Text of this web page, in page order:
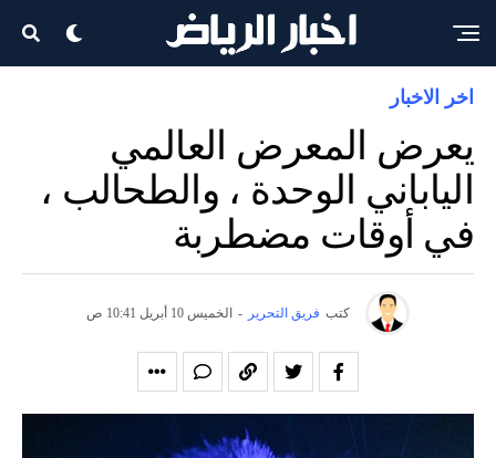
اخر الاخبار
يعرض المعرض العالمي
الياباني الوحدة ، والطحالب ،
في أوقات مضطربة
كتب فريق التحرير - الخميس 10 أبريل 10:41 ص